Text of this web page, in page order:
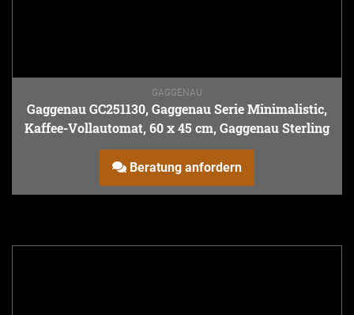
GAGGENAU
Gaggenau GC251130, Gaggenau Serie Minimalistic,
Kaffee-Vollautomat, 60 x 45 cm, Gaggenau Sterling
Beratung anfordern